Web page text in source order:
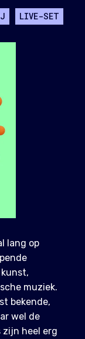
LIVE-SET
lang op
muziek.
bekende,
wel de
zijn heel erg